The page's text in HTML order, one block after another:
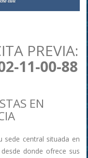
PREVIA:
11-00-88
EN
sede central situada en
donde ofrece sus